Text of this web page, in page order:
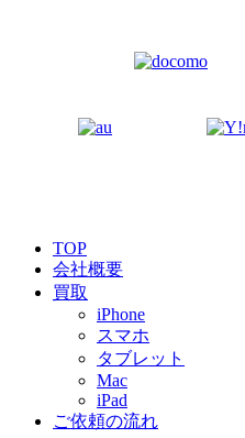
TOP
会社概要
買取
iPhone
スマホ
タブレット
Mac
iPad
ご依頼の流れ